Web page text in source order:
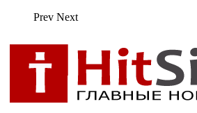
Prev Next